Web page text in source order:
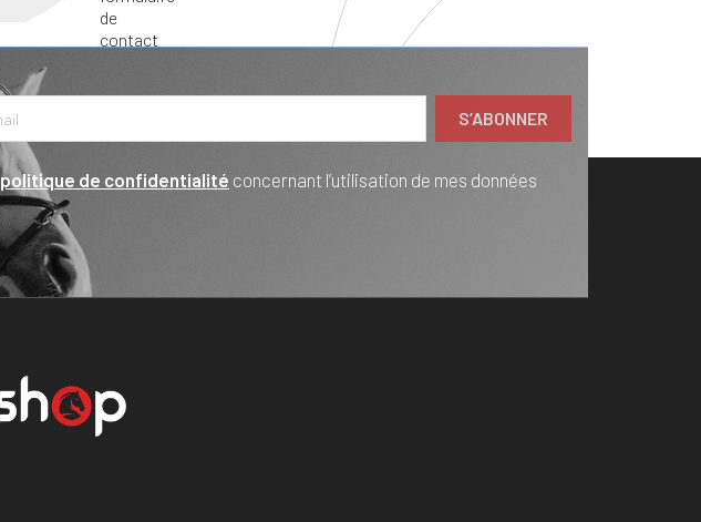
politique de confidentialité concernant l’utilisation de mes données